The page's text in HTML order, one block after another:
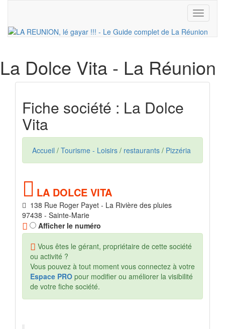
Toggle
La Dolce Vita - La Réunion
Fiche société : La Dolce
Vita
Accueil / Tourisme - Loisirs / restaurants / Pizzéria
LA DOLCE VITA
138 Rue Roger Payet - La Rivière des pluies
97438 - Sainte-Marie
Afficher le numéro
Vous êtes le gérant, propriétaire de cette société
ou activité ?
Vous pouvez à tout moment vous connectez à votre
Espace PRO pour modifier ou améliorer la visibilité
de votre fiche société.